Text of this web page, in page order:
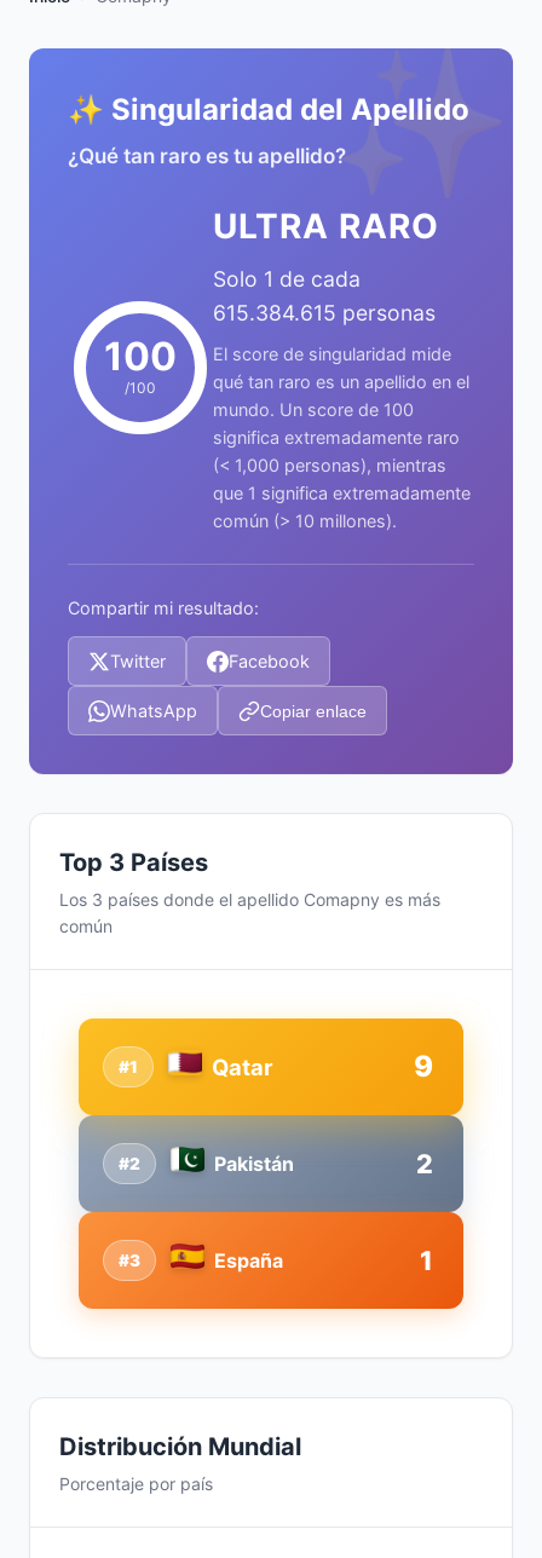
✨
✨ Singularidad del Apellido
¿Qué tan raro es tu apellido?
100
/100
ULTRA RARO
Solo 1 de cada
615.384.615 personas
El score de singularidad mide
qué tan raro es un apellido en el
mundo. Un score de 100
significa extremadamente raro
(< 1,000 personas), mientras
que 1 significa extremadamente
común (> 10 millones).
Compartir mi resultado:
Twitter Facebook
WhatsApp Copiar enlace
Top 3 Países
Los 3 países donde el apellido Comapny es más
común
#2 Pakistán 2
#1 Qatar 9
#3 España 1
Distribución Mundial
Porcentaje por país